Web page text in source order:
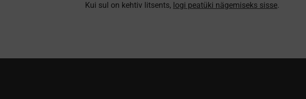
Kui sul on kehtiv litsents, logi peatüki nägemiseks sisse.